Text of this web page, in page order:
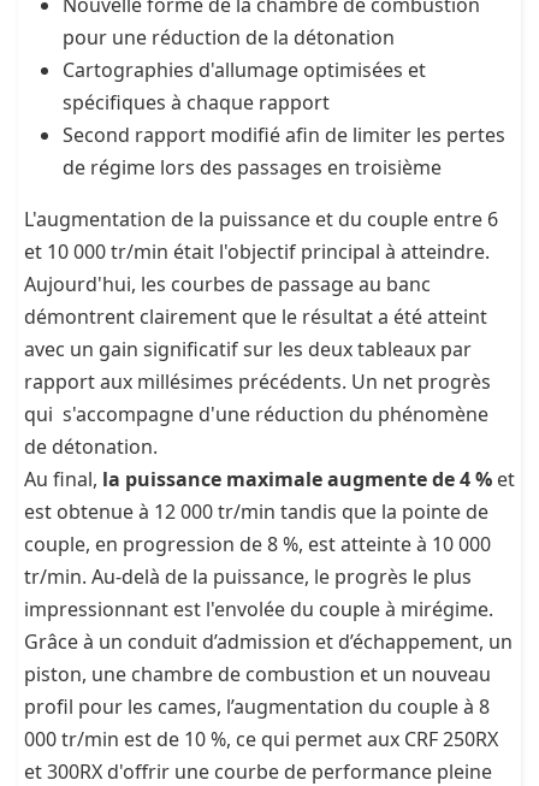
pour une réduction de la détonation
Cartographies d'allumage optimisées et
spécifiques à chaque rapport
Second rapport modifié afin de limiter les pertes
de régime lors des passages en troisième
L'augmentation de la puissance et du couple entre 6
et 10 000 tr/min était l'objectif principal à atteindre.
Aujourd'hui, les courbes de passage au banc
démontrent clairement que le résultat a été atteint
avec un gain significatif sur les deux tableaux par
rapport aux millésimes précédents. Un net progrès
qui s'accompagne d'une réduction du phénomène
de détonation.
Au final, la puissance maximale augmente de 4 % et
est obtenue à 12 000 tr/min tandis que la pointe de
couple, en progression de 8 %, est atteinte à 10 000
tr/min. Au-delà de la puissance, le progrès le plus
impressionnant est l'envolée du couple à mirégime.
Grâce à un conduit d’admission et d’échappement, un
piston, une chambre de combustion et un nouveau
profil pour les cames, l’augmentation du couple à 8
000 tr/min est de 10 %, ce qui permet aux CRF 250RX
et 300RX d'offrir une courbe de performance pleine